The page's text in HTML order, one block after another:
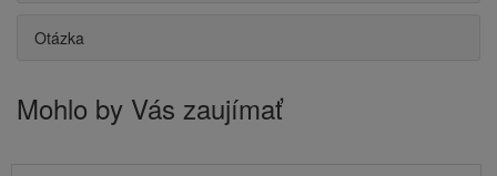
Otázka
Mohlo by Vás zaujímať